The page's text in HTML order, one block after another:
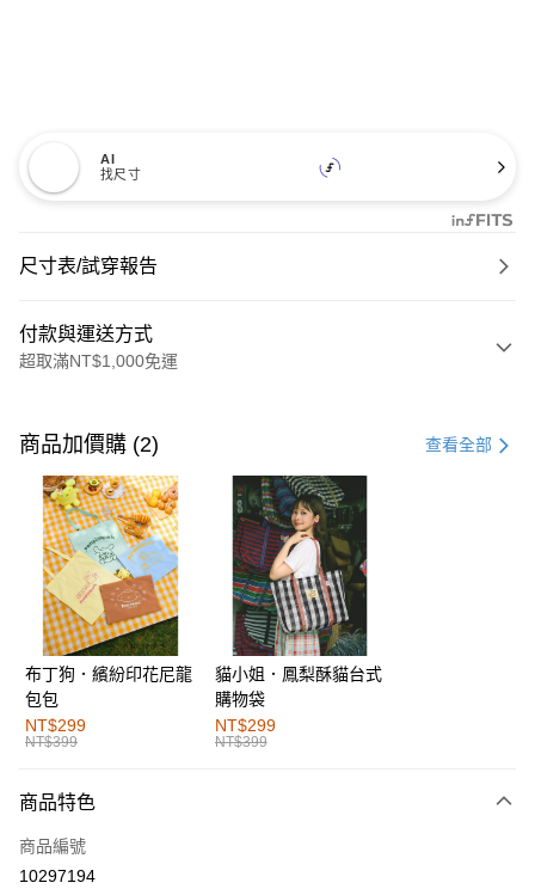
AI
找尺寸
尺寸表/試穿報告
付款與運送方式
超取滿NT$1,000免運
信用卡一次付款
購物金
超商取貨付款
LINE Pay
街口支付
運送方式
全家取貨付款
每筆NT$60，滿NT$1,000(含以上)免運費
付款後全家取貨
萊爾富取貨付款
商品加價購 (2) 查看全部
布丁狗．繽紛印花尼龍
包包
NT$299
NT$399
貓小姐．鳳梨酥貓台式
購物袋
NT$299
NT$399
商品特色
商品編號
10297194